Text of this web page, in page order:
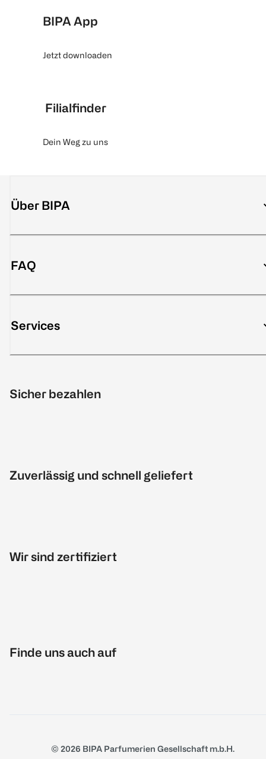
BIPA App
Jetzt downloaden
Filialfinder
Dein Weg zu uns
Über BIPA
FAQ
Services
Sicher bezahlen
Zuverlässig und schnell geliefert
Wir sind zertifiziert
Finde uns auch auf
© 2026 BIPA Parfumerien Gesellschaft m.b.H.